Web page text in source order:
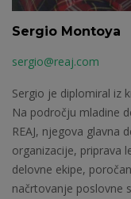
Sergio Montoya
sergio@reaj.com
Sergio je diplomiral iz
Na področju mladine
REAJ, njegova glavna
organizacije, priprava
delovne ekipe,
načrtovanje poslovne